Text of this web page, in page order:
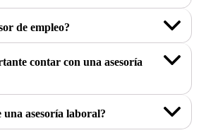
de empleo?
contar con una asesoría
una asesoría laboral?